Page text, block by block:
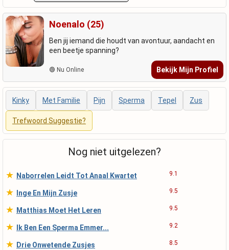
Noenalo (25)
Ben jij iemand die houdt van avontuur, aandacht en
een beetje spanning?
🟢 Nu Online Bekijk Mijn Profiel
Kinky Met Familie Pijn Sperma Tepel Zus
Trefwoord Suggestie?
Nog niet uitgelezen?
★ Naborrelen Leidt Tot Anaal Kwartet 9.1
★ Inge En Mijn Zusje 9.5
★ Matthias Moet Het Leren 9.5
★ Ik Ben Een Sperma Emmer... 9.2
★ Drie Onwetende Zusjes 8.5